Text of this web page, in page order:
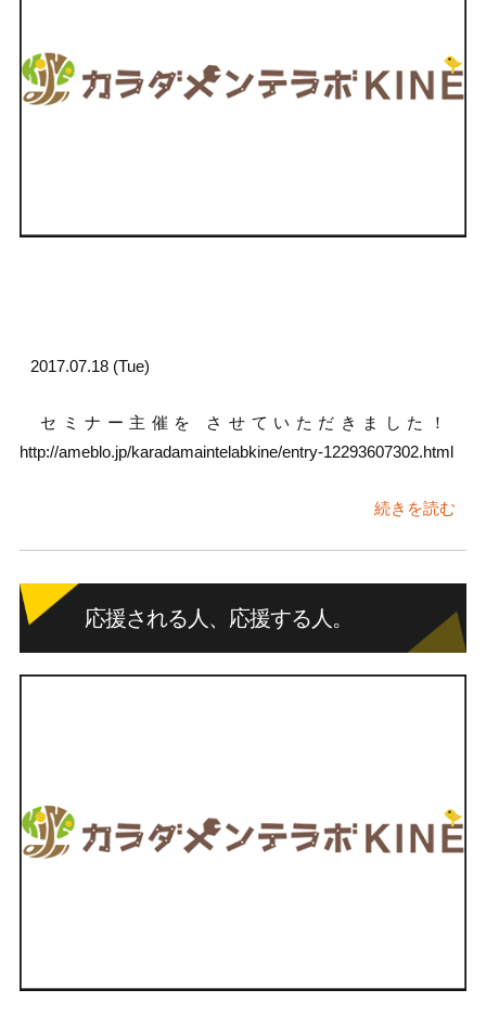
2017.07.18 (Tue)
セミナー主催を させていただきました！
http://ameblo.jp/karadamaintelabkine/entry-12293607302.html
続きを読む
応援される人、応援する人。